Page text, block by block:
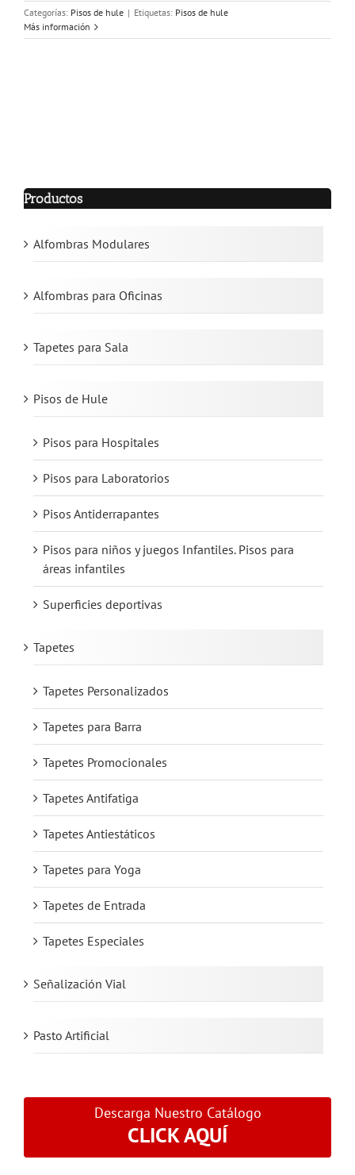
Categorías: Pisos de hule | Etiquetas: Pisos de hule
Más información
Productos
Alfombras Modulares
Alfombras para Oficinas
Tapetes para Sala
Pisos de Hule
Pisos para Hospitales
Pisos para Laboratorios
Pisos Antiderrapantes
Pisos para niños y juegos Infantiles. Pisos para
áreas infantiles
Superficies deportivas
Tapetes
Tapetes Personalizados
Tapetes para Barra
Tapetes Promocionales
Tapetes Antifatiga
Tapetes Antiestáticos
Tapetes para Yoga
Tapetes de Entrada
Tapetes Especiales
Señalización Vial
Pasto Artificial
Descarga Nuestro Catálogo
CLICK AQUÍ